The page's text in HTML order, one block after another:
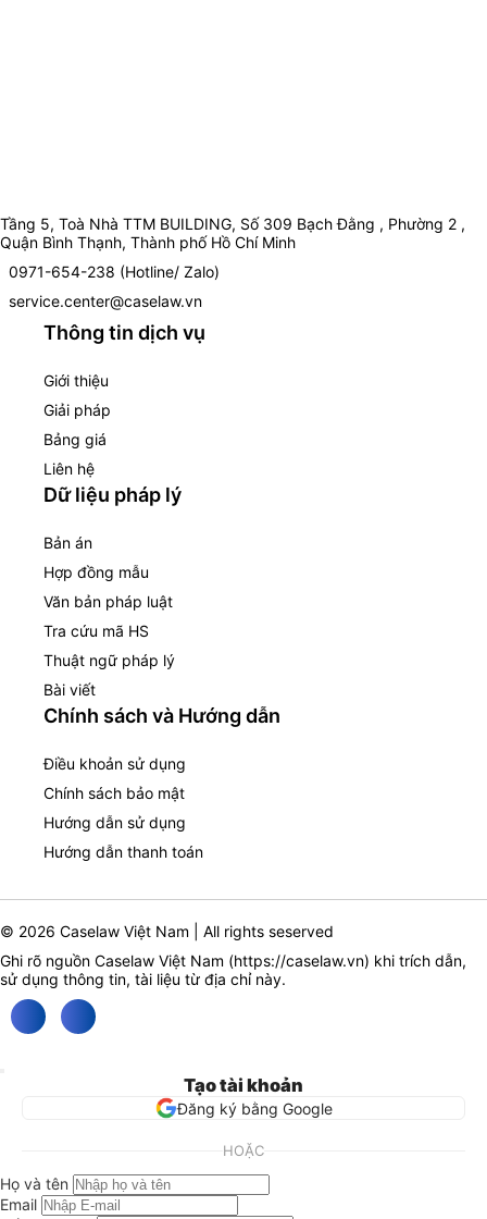
Tầng 5, Toà Nhà TTM BUILDING, Số 309 Bạch Đằng , Phường 2 ,
Quận Bình Thạnh, Thành phố Hồ Chí Minh
0971-654-238 (Hotline/ Zalo)
service.center@caselaw.vn
Thông tin dịch vụ
Giới thiệu
Giải pháp
Bảng giá
Liên hệ
Dữ liệu pháp lý
Bản án
Hợp đồng mẫu
Văn bản pháp luật
Tra cứu mã HS
Thuật ngữ pháp lý
Bài viết
Chính sách và Hướng dẫn
Điều khoản sử dụng
Chính sách bảo mật
Hướng dẫn sử dụng
Hướng dẫn thanh toán
© 2026 Caselaw Việt Nam | All rights seserved
Ghi rõ nguồn Caselaw Việt Nam (https://caselaw.vn) khi trích dẫn,
sử dụng thông tin, tài liệu từ địa chỉ này.
Tạo tài khoản
Đăng ký bằng Google
HOẶC
Họ và tên
Email